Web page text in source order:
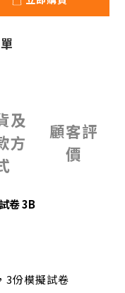
及
方
顧客評
價
卷 3B
3份模擬試卷